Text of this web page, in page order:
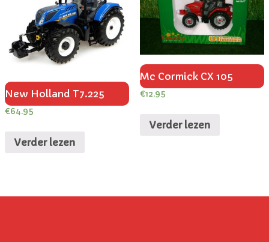
New Holland T7.225
€64.95
Verder lezen
Mc Cormick CX 105
€12.95
Verder lezen